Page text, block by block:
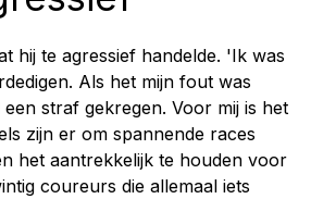
hij te agressief handelde. 'Ik was
Als het mijn fout was
straf gekregen. Voor mij is het
zijn er om spannende races
het aantrekkelijk te houden voor
coureurs die allemaal iets